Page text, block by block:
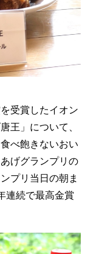
受賞したイオン
王」について、
べ飽きないおい
げグランプリの
プリ当日の朝ま
連続で最高金賞